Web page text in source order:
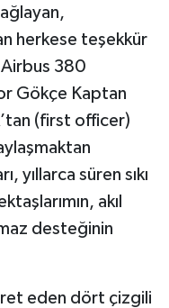
herkese teşekkür
380
Gökçe Kaptan
(first officer)
yıllarca süren sıkı
akıl
desteğinin
eden dört çizgili